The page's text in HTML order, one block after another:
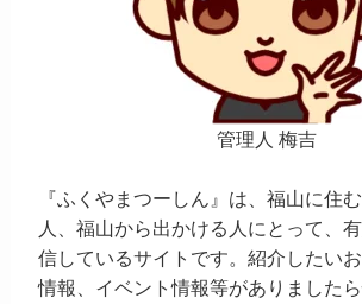
管理人 梅吉
『ふくやまつーしん』は、福山に住
人、福山から出かける人にとって、
信しているサイトです。紹介したい
情報、イベント情報等がありました